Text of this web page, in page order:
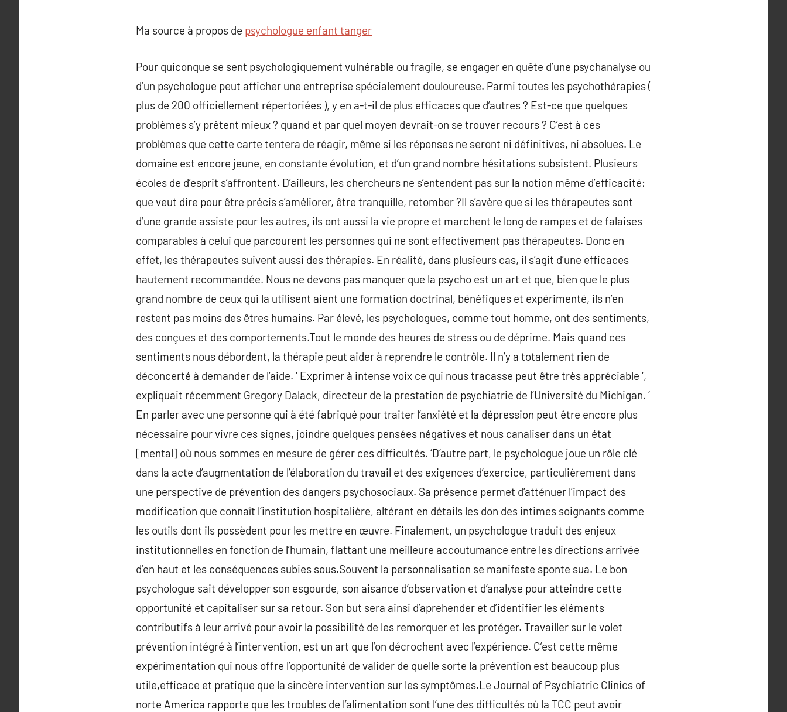
Ma source à propos de psychologue enfant tanger
Pour quiconque se sent psychologiquement vulnérable ou fragile, se engager en quête d’une psychanalyse ou
d’un psychologue peut afficher une entreprise spécialement douloureuse. Parmi toutes les psychothérapies (
plus de 200 officiellement répertoriées ), y en a-t-il de plus efficaces que d’autres ? Est-ce que quelques
problèmes s’y prêtent mieux ? quand et par quel moyen devrait-on se trouver recours ? C’est à ces
problèmes que cette carte tentera de réagir, même si les réponses ne seront ni définitives, ni absolues. Le
domaine est encore jeune, en constante évolution, et d’un grand nombre hésitations subsistent. Plusieurs
écoles de d’esprit s’affrontent. D’ailleurs, les chercheurs ne s’entendent pas sur la notion même d’efficacité;
que veut dire pour être précis s’améliorer, être tranquille, retomber ?Il s’avère que si les thérapeutes sont
d’une grande assiste pour les autres, ils ont aussi la vie propre et marchent le long de rampes et de falaises
comparables à celui que parcourent les personnes qui ne sont effectivement pas thérapeutes. Donc en
effet, les thérapeutes suivent aussi des thérapies. En réalité, dans plusieurs cas, il s’agit d’une efficaces
hautement recommandée. Nous ne devons pas manquer que la psycho est un art et que, bien que le plus
grand nombre de ceux qui la utilisent aient une formation doctrinal, bénéfiques et expérimenté, ils n’en
restent pas moins des êtres humains. Par élevé, les psychologues, comme tout homme, ont des sentiments,
des conçues et des comportements.Tout le monde des heures de stress ou de déprime. Mais quand ces
sentiments nous débordent, la thérapie peut aider à reprendre le contrôle. Il n’y a totalement rien de
déconcerté à demander de l’aide. ‘ Exprimer à intense voix ce qui nous tracasse peut être très appréciable ‘,
expliquait récemment Gregory Dalack, directeur de la prestation de psychiatrie de l’Université du Michigan. ‘
En parler avec une personne qui à été fabriqué pour traiter l’anxiété et la dépression peut être encore plus
nécessaire pour vivre ces signes, joindre quelques pensées négatives et nous canaliser dans un état
[mental] où nous sommes en mesure de gérer ces difficultés. ‘D’autre part, le psychologue joue un rôle clé
dans la acte d’augmentation de l’élaboration du travail et des exigences d’exercice, particulièrement dans
une perspective de prévention des dangers psychosociaux. Sa présence permet d’atténuer l’impact des
modification que connaît l’institution hospitalière, altérant en détails les don des intimes soignants comme
les outils dont ils possèdent pour les mettre en œuvre. Finalement, un psychologue traduit des enjeux
institutionnelles en fonction de l’humain, flattant une meilleure accoutumance entre les directions arrivée
d’en haut et les conséquences subies sous.Souvent la personnalisation se manifeste sponte sua. Le bon
psychologue sait développer son esgourde, son aisance d’observation et d’analyse pour atteindre cette
opportunité et capitaliser sur sa retour. Son but sera ainsi d’aprehender et d’identifier les éléments
contributifs à leur arrivé pour avoir la possibilité de les remorquer et les protéger. Travailler sur le volet
prévention intégré à l’intervention, est un art que l’on décrochent avec l’expérience. C’est cette même
expérimentation qui nous offre l’opportunité de valider de quelle sorte la prévention est beaucoup plus
utile,efficace et pratique que la sincère intervention sur les symptômes.Le Journal of Psychiatric Clinics of
norte America rapporte que les troubles de l’alimentation sont l’une des difficultés où la TCC peut avoir